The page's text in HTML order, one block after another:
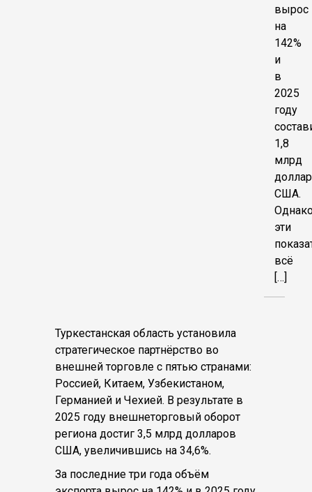
вырос
на
142%
и
в
2025
году
1,8
млрд
США.
эти
всё
[…]
Туркестанская область установила
стратегическое партнёрство во
внешней торговле с пятью странами:
Россией, Китаем, Узбекистаном,
Германией и Чехией. В результате в
2025 году внешнеторговый оборот
региона достиг 3,5 млрд долларов
США, увеличившись на 34,6%.
За последние три года объём